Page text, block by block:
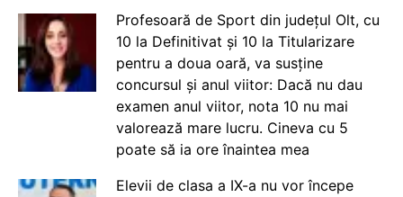
Profesoară de Sport din județul Olt, cu
10 la Definitivat și 10 la Titularizare
pentru a doua oară, va susține
concursul și anul viitor: Dacă nu dau
examen anul viitor, nota 10 nu mai
valorează mare lucru. Cineva cu 5
poate să ia ore înaintea mea
Elevii de clasa a IX-a nu vor începe